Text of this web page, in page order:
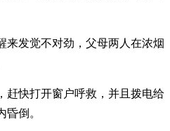
来发觉不对劲，父母两人在浓烟
赶快打开窗户呼救，并且拨电给
倒。